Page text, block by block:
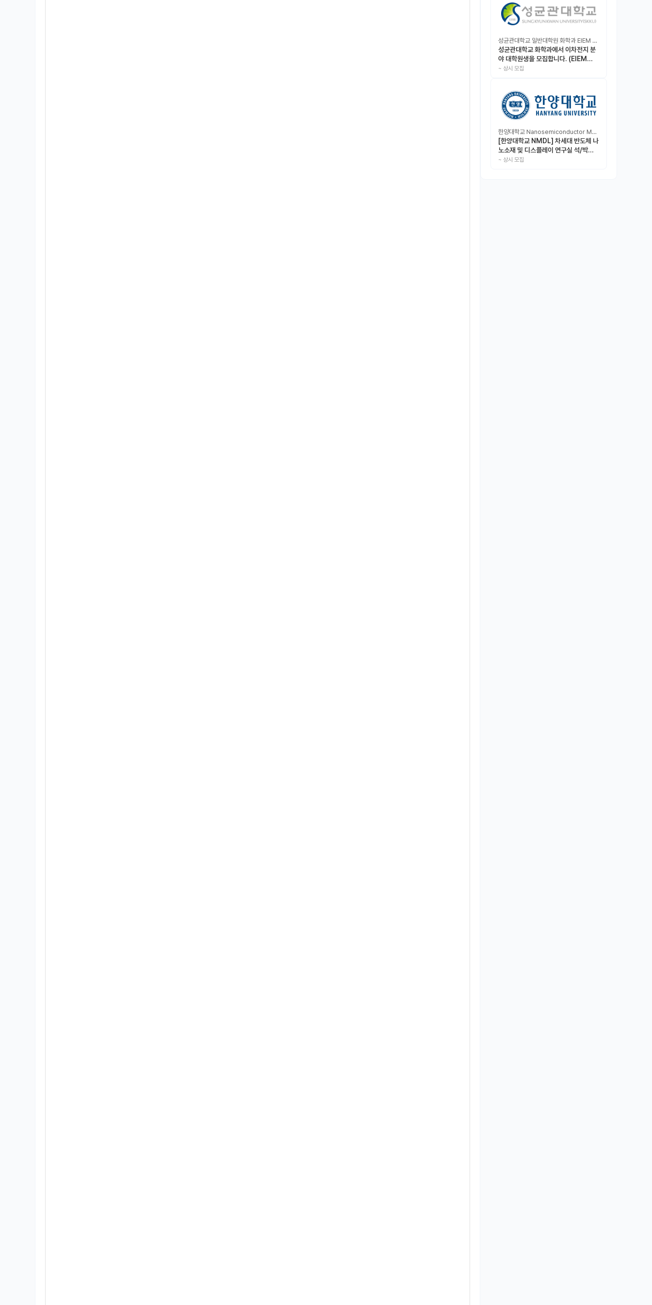
성균관대학교 일반대학원 화학과 EIEM Lab
성균관대학교 화학과에서 이차전지 분
야 대학원생을 모집합니다. (EIEM
Lab)
~ 상시 모집
한양대학교 Nanosemiconductor Materials & Display Laboratory
[한양대학교 NMDL] 차세대 반도체 나
노소재 및 디스플레이 연구실 석/박사/
인턴 모집
~ 상시 모집